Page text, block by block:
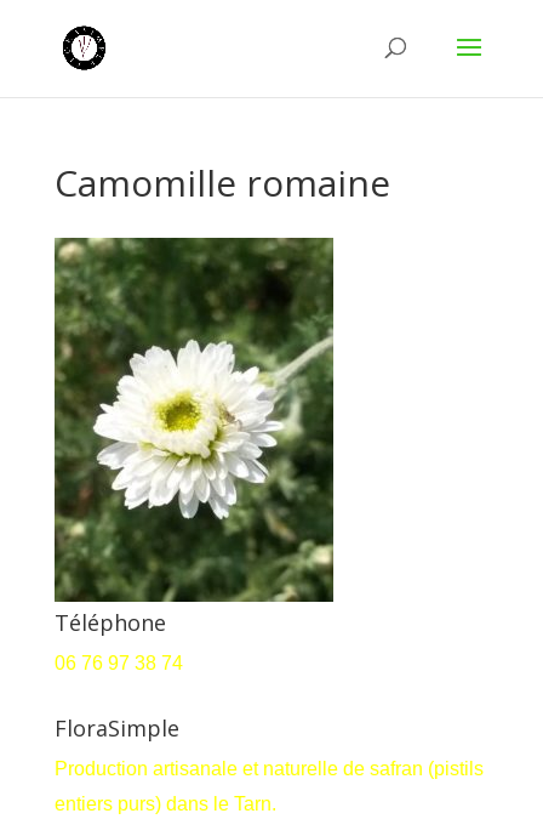
Camomille romaine
Téléphone
06 76 97 38 74
FloraSimple
Production artisanale et naturelle de safran (pistils
entiers purs) dans le Tarn.